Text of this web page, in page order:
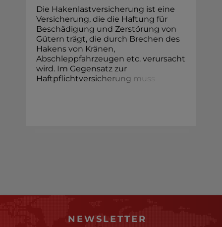
Die Hakenlastversicherung ist eine
Versicherung, die die Haftung für
Beschädigung und Zerstörung von
Gütern trägt, die durch Brechen des
Hakens von Kränen,
Abschleppfahrzeugen etc. verursacht
wird. Im Gegensatz zur
Haftpflichtversicherung m us
NEWSLETTER